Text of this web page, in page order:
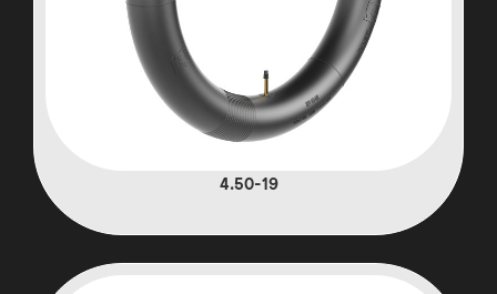
4.50-19